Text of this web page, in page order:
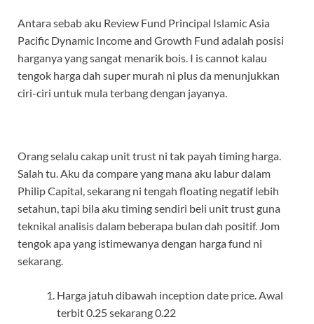
Antara sebab aku Review Fund Principal Islamic Asia
Pacific Dynamic Income and Growth Fund adalah posisi
harganya yang sangat menarik bois. I is cannot kalau
tengok harga dah super murah ni plus da menunjukkan
ciri-ciri untuk mula terbang dengan jayanya.
Orang selalu cakap unit trust ni tak payah timing harga.
Salah tu. Aku da compare yang mana aku labur dalam
Philip Capital, sekarang ni tengah floating negatif lebih
setahun, tapi bila aku timing sendiri beli unit trust guna
teknikal analisis dalam beberapa bulan dah positif. Jom
tengok apa yang istimewanya dengan harga fund ni
sekarang.
Harga jatuh dibawah inception date price. Awal
terbit 0.25 sekarang 0.22